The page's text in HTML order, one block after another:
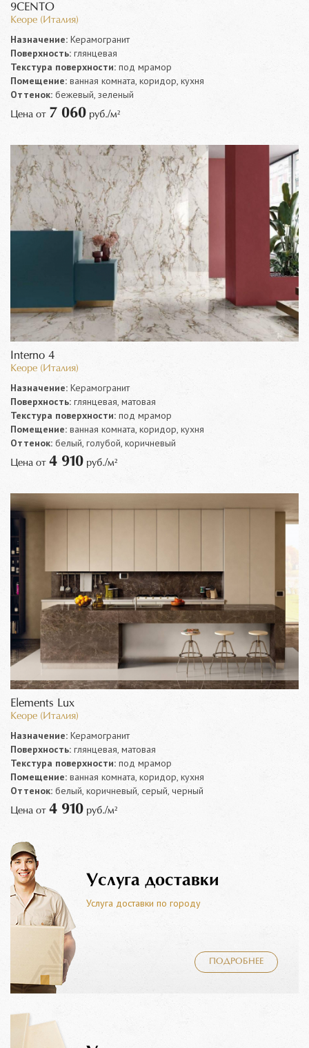
9CENTO
Keope (Италия)
Назначение: Керамогранит
Поверхность: глянцевая
Текстура поверхности: под мрамор
Помещение: ванная комната, коридор, кухня
Оттенок: бежевый, зеленый
Цена от 7 060 руб./м²
Interno 4
Keope (Италия)
Назначение: Керамогранит
Поверхность: глянцевая, матовая
Текстура поверхности: под мрамор
Помещение: ванная комната, коридор, кухня
Оттенок: белый, голубой, коричневый
Цена от 4 910 руб./м²
Elements Lux
Keope (Италия)
Назначение: Керамогранит
Поверхность: глянцевая, матовая
Текстура поверхности: под мрамор
Помещение: ванная комната, коридор, кухня
Оттенок: белый, коричневый, серый, черный
Цена от 4 910 руб./м²
Услуга доставки
Услуга доставки по городу
ПОДРОБНЕЕ